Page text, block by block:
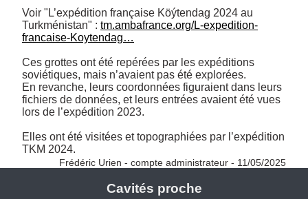
Voir "L’expédition française Köýtendag 2024 au
Turkménistan" : tm.ambafrance.org/L-expedition-
francaise-Koytendag…
Ces grottes ont été repérées par les expéditions
soviétiques, mais n’avaient pas été explorées.
En revanche, leurs coordonnées figuraient dans leurs
fichiers de données, et leurs entrées avaient été vues
lors de l’expédition 2023.
Elles ont été visitées et topographiées par l’expédition
TKM 2024.
Frédéric Urien - compte administrateur - 11/05/2025
Cavités proche